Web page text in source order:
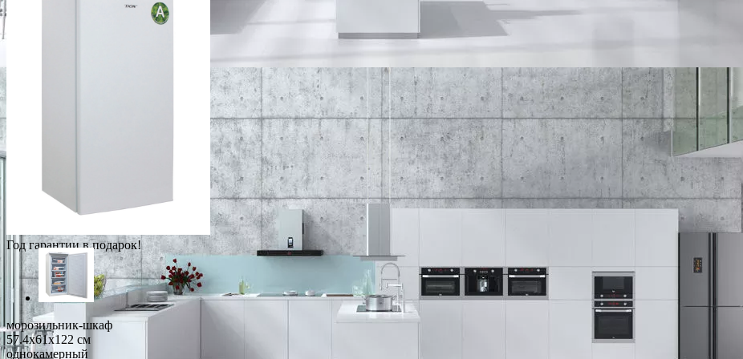
Год гарантии в подарок!
морозильник-шкаф
57.4x61x122 см
однокамерный